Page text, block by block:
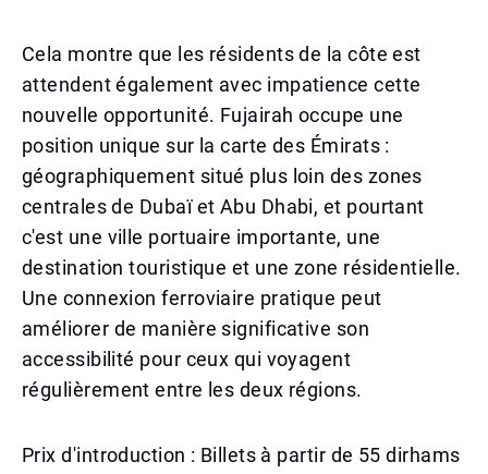
Cela montre que les résidents de la côte est
attendent également avec impatience cette
nouvelle opportunité. Fujairah occupe une
position unique sur la carte des Émirats :
géographiquement situé plus loin des zones
centrales de Dubaï et Abu Dhabi, et pourtant
c'est une ville portuaire importante, une
destination touristique et une zone résidentielle.
Une connexion ferroviaire pratique peut
améliorer de manière significative son
accessibilité pour ceux qui voyagent
régulièrement entre les deux régions.
Prix d'introduction : Billets à partir de 55 dirhams